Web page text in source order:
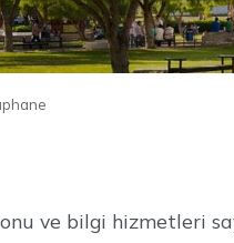
ve bilgi hizmetleri